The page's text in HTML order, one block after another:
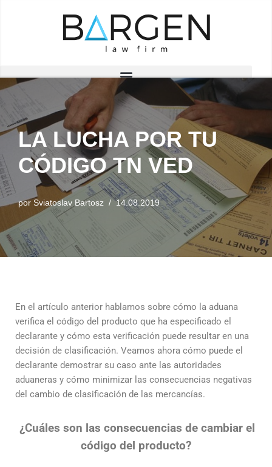
LA LUCHA POR TU
CÓDIGO TN VED
por Sviatoslav Bartosz 14.08.2019
En el artículo anterior hablamos sobre cómo la aduana
verifica el código del producto que ha especificado el
declarante y cómo esta verificación puede resultar en una
decisión de clasificación. Veamos ahora cómo puede el
declarante demostrar su caso ante las autoridades
aduaneras y cómo minimizar las consecuencias negativas
del cambio de clasificación de las mercancías.
¿Cuáles son las consecuencias de cambiar el
código del producto?